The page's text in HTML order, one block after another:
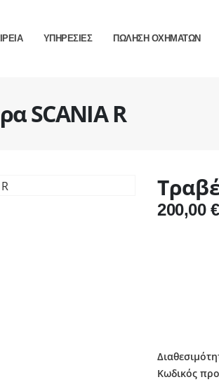
ΥΠΗΡΕΣΙΕΣ ΠΩΛΗΣΗ ΟΧΗΜΑΤΩΝ
SCANIA R
200,00 €
Κωδικός